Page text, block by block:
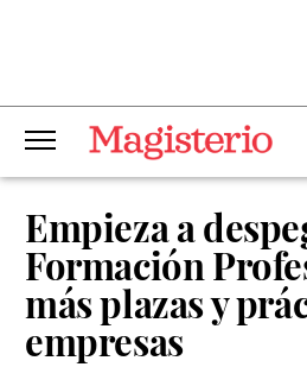
Empieza a
Formación
más plazas y
empresas